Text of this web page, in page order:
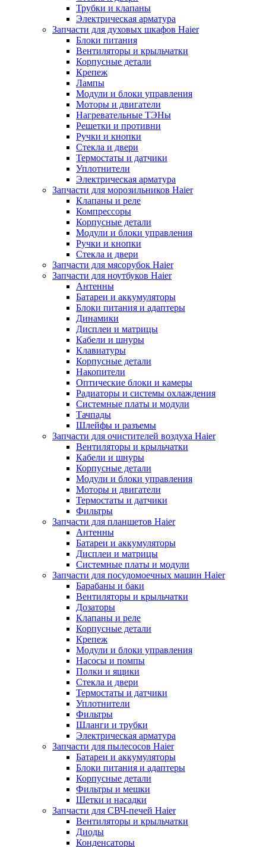
Трубки и клапаны
Электрическая арматура
Запчасти для духовых шкафов Haier
Блоки питания
Вентиляторы и крыльчатки
Корпусные детали
Крепеж
Лампы
Модули и блоки управления
Моторы и двигатели
Нагревательные ТЭНы
Решетки и противни
Ручки и кнопки
Стекла и двери
Термостаты и датчики
Уплотнители
Электрическая арматура
Запчасти для морозильников Haier
Клапаны и реле
Компрессоры
Корпусные детали
Модули и блоки управления
Ручки и кнопки
Стекла и двери
Запчасти для мясорубок Haier
Запчасти для ноутбуков Haier
Антенны
Батареи и аккумуляторы
Блоки питания и адаптеры
Динамики
Дисплеи и матрицы
Кабели и шнуры
Клавиатуры
Корпусные детали
Накопители
Оптические блоки и камеры
Радиаторы и системы охлаждения
Системные платы и модули
Тачпады
Шлейфы и разъемы
Запчасти для очистителей воздуха Haier
Вентиляторы и крыльчатки
Кабели и шнуры
Корпусные детали
Модули и блоки управления
Моторы и двигатели
Термостаты и датчики
Фильтры
Запчасти для планшетов Haier
Антенны
Батареи и аккумуляторы
Дисплеи и матрицы
Системные платы и модули
Запчасти для посудомоечных машин Haier
Барабаны и баки
Вентиляторы и крыльчатки
Дозаторы
Клапаны и реле
Корпусные детали
Крепеж
Модули и блоки управления
Насосы и помпы
Полки и ящики
Стекла и двери
Термостаты и датчики
Уплотнители
Фильтры
Шланги и трубки
Электрическая арматура
Запчасти для пылесосов Haier
Батареи и аккумуляторы
Блоки питания и адаптеры
Корпусные детали
Фильтры и мешки
Щетки и насадки
Запчасти для СВЧ-печей Haier
Вентиляторы и крыльчатки
Диоды
Конденсаторы